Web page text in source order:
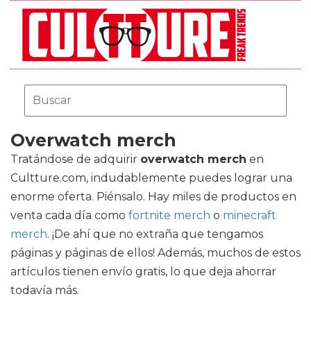
Overwatch merch
Tratándose de adquirir overwatch merch en
Cultture.com, indudablemente puedes lograr una
enorme oferta. Piénsalo. Hay miles de productos en
venta cada día como fortnite merch o minecraft
merch. ¡De ahí que no extraña que tengamos
páginas y páginas de ellos! Además, muchos de estos
artículos tienen envío gratis, lo que deja ahorrar
todavía más.